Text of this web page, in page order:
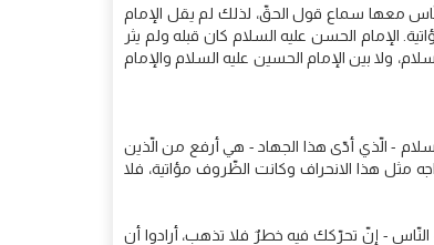
معها سماع قول الحقّ، لذلك لم يقل الإمام
الإمام الحسن عليه السلام كان قبله ولم يثر
ولا بين الإمام الحسين عليه السلام والإمام
- الّذي أدّى هذا الجهاد - هي أرفع من الّذين
مثل هذا الانحراف وكانت الظّروف مؤاتية، فلا
النّاس - إنّ تحرّكك فيه خطرٌ فلا تذهب، أرادوا أن